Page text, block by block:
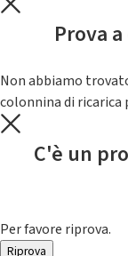
Prova
Non abbiamo
colonnina di ricarica
C'è un
Per favore riprova.
Riprova